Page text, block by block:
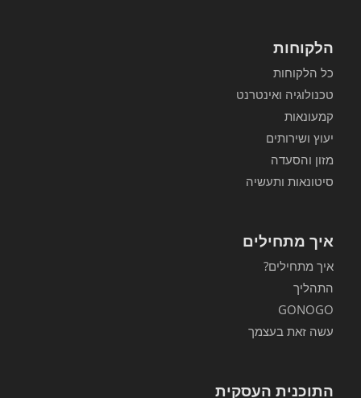
הלקוחות
כל הלקוחות
טכנולוגיה ואינטרנט
קמעונאות
יעוץ ושירותים
מזון והסעדה
סיטונאות ותעשיה
איך מתחילים
איך מתחילים?
התהליך
GONOGO
עשה זאת בעצמך
התוכנית העסקית